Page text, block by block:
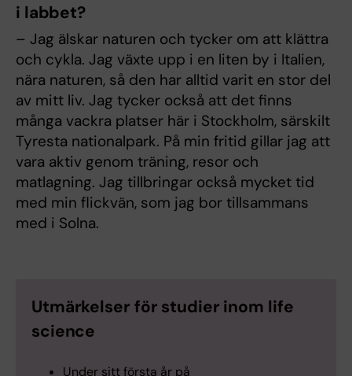
i labbet?
– Jag älskar naturen och tycker om att klättra
och cykla. Jag växte upp i en liten by i Italien,
nära naturen, så den har alltid varit en stor del
av mitt liv. Jag tycker också att det finns
många vackra platser här i Stockholm, särskilt
Tyresta nationalpark. På min fritid gillar jag att
vara aktiv genom träning, resor och
matlagning. Jag tillbringar också mycket tid
med min flickvän, som jag bor tillsammans
med i Solna.
Utmärkelser för studier inom life
science
Under sitt första år på